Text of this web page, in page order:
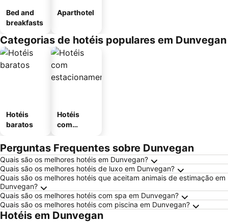
Bed and
breakfasts
Aparthotel
Categorias de hotéis populares em Dunvegan
Hotéis
baratos
Hotéis
com
mento
Perguntas Frequentes sobre Dunvegan
Quais são os melhores hotéis em Dunvegan?
Quais são os melhores hotéis de luxo em Dunvegan?
Quais são os melhores hotéis que aceitam animais de estimação em
Dunvegan?
Quais são os melhores hotéis com spa em Dunvegan?
Quais são os melhores hotéis com piscina em Dunvegan?
Hotéis em Dunvegan